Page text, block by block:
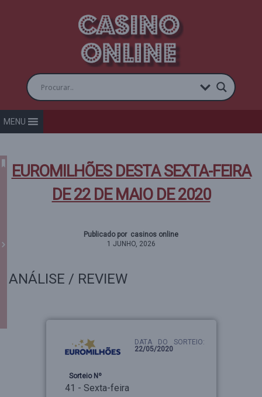
MENU
EUROMILHÕES DESTA SEXTA-FEIRA
DE 22 DE MAIO DE 2020
Publicado por casinos online
1 JUNHO, 2026
ANÁLISE / REVIEW
DATA DO SORTEIO:
22/05/2020
Sorteio Nº
41 - Sexta-feira